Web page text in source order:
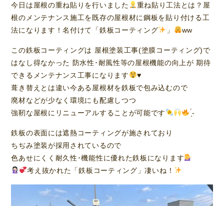
今日は屋根の重ね貼りを行いました
重ね貼り工法とは？屋
根のメンテナンス施工を既存の屋根材に鋼板を貼り付ける工
法になります！名付けて「鉄板コーティング
」 ww
この鉄板コーティングは 屋根塗装工事(塗膜コーティング)で
はなし得なかった 防水性･耐風性等の屋根機能の向上が 期待
できるメンテナンス工事になります
♥️
葺き替えとは違い今ある屋根材を鉄板で包み込むので
廃材などが少なく環境にも配慮しつつ
強靭な屋根にリニューアルすることが可能です
̖́-
鉄板の表面には遮熱コーティングが施されており
ちぢみ塗装が採用されているので
色あせにくく耐久性･機能性に優れた鉄板になります
考え抜かれた「鉄板コーティング」凄いね！